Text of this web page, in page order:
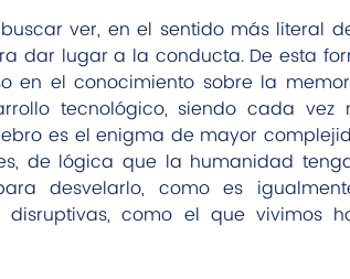
ver, en el sentido más literal
dar lugar a la conducta. De esta
en el conocimiento sobre la
tecnológico, siendo cada vez
es el enigma de mayor
de lógica que la humanidad
desvelarlo, como es
disruptivas, como el que vivimos